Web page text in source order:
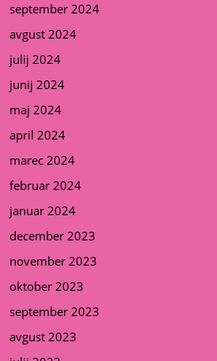
september 2024
avgust 2024
julij 2024
junij 2024
maj 2024
april 2024
marec 2024
februar 2024
januar 2024
december 2023
november 2023
oktober 2023
september 2023
avgust 2023